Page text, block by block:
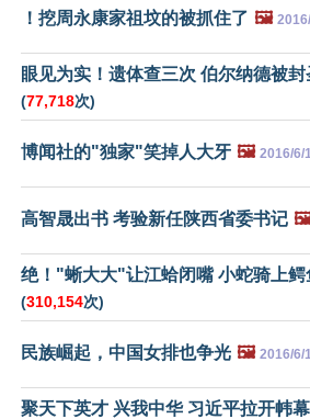
！挖周永康家祖坟的被抓住了 🖼️
眼见为实！遗体查三次 伯尔纳德被封
(77,718次)
博闻社的"独家"笑掉人大牙 🖼️ 2016/6/
高智晟出书 考验新任陕西省委书记
绝！"蜥大大"让江蛤闭嘴 小蛇骑上鳄
(310,154次)
民族崛起，中国女排也争光 🖼️ 2016/6/
聚天下英才 兴我中华 习近平拉开帏幕